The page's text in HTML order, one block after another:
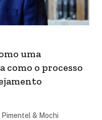
uma
como o processo
& Mochi